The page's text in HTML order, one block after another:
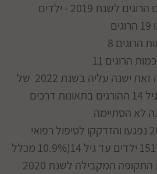
סטטיסטיקת ילדים הרוגים לשנת 2019 - ילדים
בעודי כותב כתבה זאת ישנה עליה בשנת 2022 של
71% בילדים עד גיל 14 ההורגים בתאונות דרכים
עד ספטמבר 2022 נפגעו והזדקקו לטיפול רפואי
בתאונות דרכים 1517 ילדים עד גיל 14(10.9% מכלל
התאונות), לעומת התקופה המקבילה לשנת 2020